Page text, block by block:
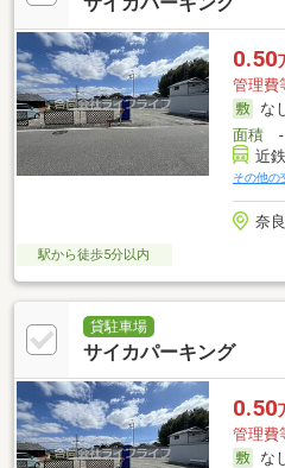
0.50
管理費
な
面積-
近
その他の
奈
駅から徒歩5分以内
貸駐車場
サイカパーキング
0.50
管理費
な